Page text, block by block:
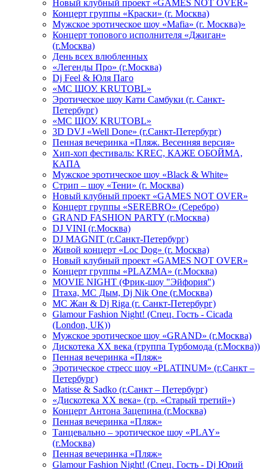
Новый клубный проект «GAMES NOT OVER»
Концерт группы «Краски» (г. Москва)
Мужское эротическое шоу «Mafia» (г. Москва)»
Концерт топового исполнителя «Джиган»
(г.Москва)
День всех влюбленных
«Легенды Про» (г.Москва)
Dj Feel & Юля Паго
«МС ШОУ. KRUTOBL»
Эротическое шоу Кати Самбуки (г. Санкт-
Петербург)
«МС ШОУ. KRUTOBL»
3D DVJ «Well Done» (г.Санкт-Петербург)
Пенная вечеринка «Пляж. Весенняя версия»
Хип-хоп фестиваль: KREC, КАЖЕ ОБОЙМА,
КАПА
Мужское эротическое шоу «Black & White»
Стрип – шоу «Тени» (г. Москва)
Новый клубный проект «GAMES NOT OVER»
Концерт группы «SEREBRO» (Серебро)
GRAND FASHION PARTY (г.Москва)
DJ VINI (г.Москва)
DJ MAGNIT (г.Санкт-Петербург)
Живой концерт «Loc Dog» (г. Москва)
Новый клубный проект «GAMES NOT OVER»
Концерт группы «PLAZMA» (г.Москва)
MOVIE NIGHT (Фрик-шоу "Эйфория")
Птаха, МС Дым, Dj Nik One (г.Москва)
МС Жан & Dj Riga (г. Санкт-Петербург)
Glamour Fashion Night! (Спец. Гость - Cicada
(London, UK))
Мужское эротическое шоу «GRAND» (г.Москва)
Дискотека XX века (группа Турбомода (г.Москва))
Пенная вечеринка «Пляж»
Эротическое стресс шоу «PLATINUM» (г.Санкт –
Петербург)
Matisse & Sadko (г.Санкт – Петербург)
«Дискотека ХХ века» (гр. «Старый третий»)
Концерт Антона Зацепина (г.Москва)
Пенная вечеринка «Пляж»
Танцевально – эротическое шоу «PLAY»
(г.Москва)
Пенная вечеринка «Пляж»
Glamour Fashion Night! (Спец. Гость - Dj Юрий